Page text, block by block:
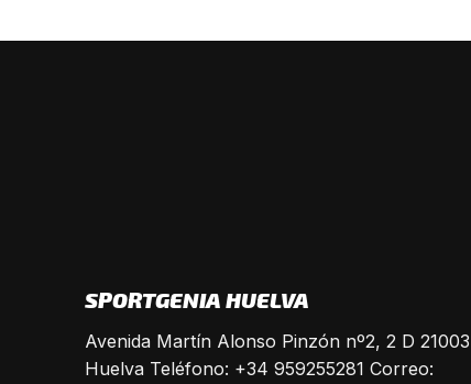
SPORTGENIA HUELVA
Avenida Martín Alonso Pinzón nº2, 2 D 21003
Huelva Teléfono: +34 959255281 Correo: